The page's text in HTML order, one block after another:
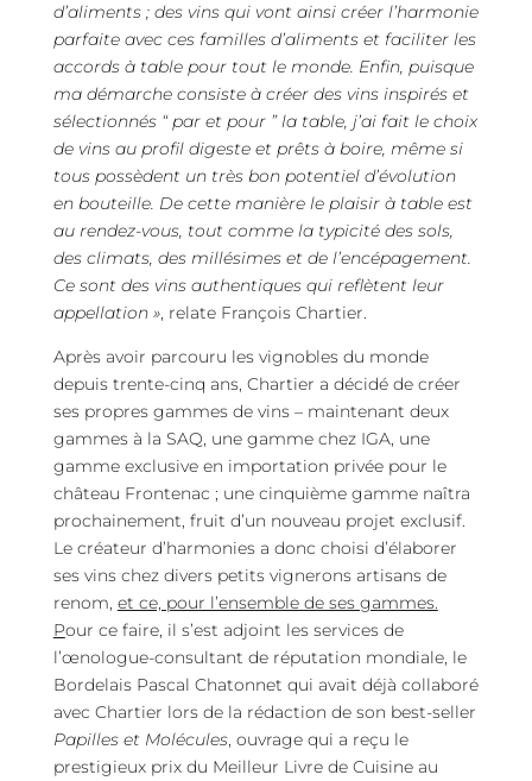
d’aliments ; des vins qui vont ainsi créer l’harmonie
parfaite avec ces familles d’aliments et faciliter les
accords à table pour tout le monde. Enfin, puisque
ma démarche consiste à créer des vins inspirés et
sélectionnés “ par et pour ” la table, j’ai fait le choix
de vins au profil digeste et prêts à boire, même si
tous possèdent un très bon potentiel d’évolution
en bouteille. De cette manière le plaisir à table est
au rendez-vous, tout comme la typicité des sols,
des climats, des millésimes et de l’encépagement.
Ce sont des vins authentiques qui reflètent leur
appellation », relate François Chartier.
Après avoir parcouru les vignobles du monde
depuis trente-cinq ans, Chartier a décidé de créer
ses propres gammes de vins – maintenant deux
gammes à la SAQ, une gamme chez IGA, une
gamme exclusive en importation privée pour le
château Frontenac ; une cinquième gamme naîtra
prochainement, fruit d’un nouveau projet exclusif.
Le créateur d’harmonies a donc choisi d’élaborer
ses vins chez divers petits vignerons artisans de
renom, et ce, pour l’ensemble de ses gammes.
Pour ce faire, il s’est adjoint les services de
l’œnologue-consultant de réputation mondiale, le
Bordelais Pascal Chatonnet qui avait déjà collaboré
avec Chartier lors de la rédaction de son best-seller
Papilles et Molécules, ouvrage qui a reçu le
prestigieux prix du Meilleur Livre de Cuisine au